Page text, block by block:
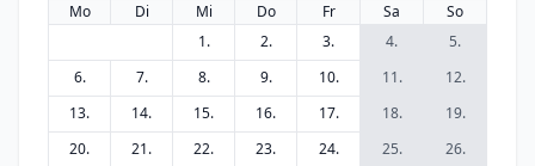
Mo Di Mi Do Fr Sa
So
1.
2. 3. 4.
5.
6.
7. 8. 9. 10. 11.
12.
13.
14. 15. 16. 17. 18.
19.
20.
21. 22. 23. 24. 25.
26.